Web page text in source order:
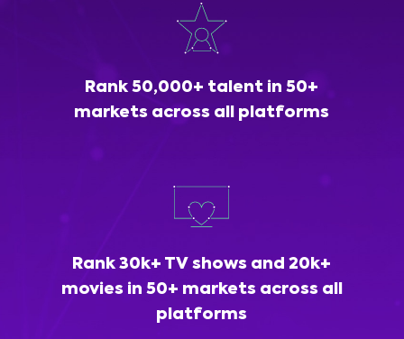
Rank 50,000+ talent in 50+
markets across all platforms
Rank 30k+ TV shows and 20k+
movies in 50+ markets across all
platforms